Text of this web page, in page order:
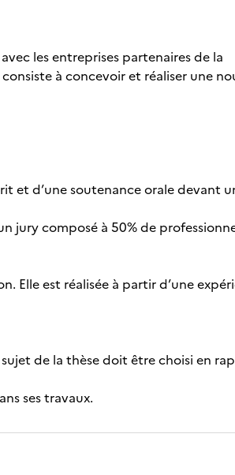
les entreprises partenaires de la
à concevoir et réaliser une
et d’une soutenance orale devant
jury composé à 50% de
Elle est réalisée à partir d’une
de la thèse doit être choisi en
ses travaux.